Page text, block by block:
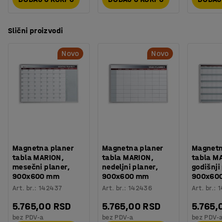
Slični proizvodi
Novo
Magnetna planer
tabla MARION,
mesečni planer,
900x600 mm
Art. br.:142437
5.765,00 RSD
bez PDV-a
Novo
Magnetna planer
tabla MARION,
nedeljni planer,
900x600 mm
Art. br.: 142436
5.765,00 RSD
bez PDV-a
tabla
godišnji
Art. br.:
bez PDV-